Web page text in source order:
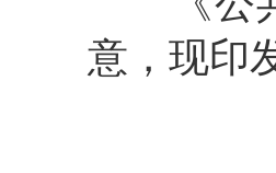
意，现印